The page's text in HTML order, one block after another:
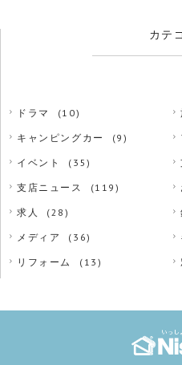
カテ
ドラマ (10)
キャンピングカー (9)
イベント (35)
支店ニュース (119)
求人 (28)
メディア (36)
リフォーム (13)